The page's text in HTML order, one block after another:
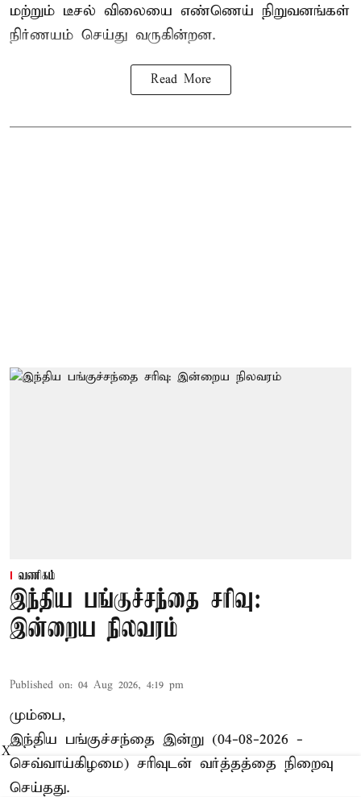
மற்றும் டீசல் விலையை எண்ணெய் நிறுவனங்கள்
நிர்ணயம் செய்து வருகின்றன.
Read More
வணிகம்
இந்திய பங்குச்சந்தை சரிவு:
இன்றைய நிலவரம்
Published on: 04 Aug 2026, 4:19 pm
மும்பை,
இந்திய பங்குச்சந்தை இன்று (04-08-2026 -
செவ்வாய்கிழமை) சரிவுடன் வர்த்தத்தை நிறைவு
செய்தது.
X